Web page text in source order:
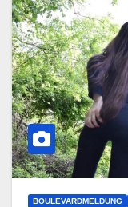
BOULEVARDMELDUNG